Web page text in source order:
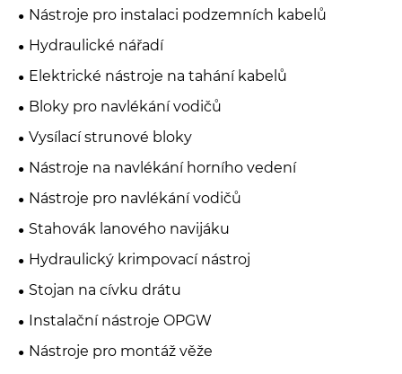
Nástroje pro instalaci podzemních kabelů
Hydraulické nářadí
Elektrické nástroje na tahání kabelů
Bloky pro navlékání vodičů
Vysílací strunové bloky
Nástroje na navlékání horního vedení
Nástroje pro navlékání vodičů
Stahovák lanového navijáku
Hydraulický krimpovací nástroj
Stojan na cívku drátu
Instalační nástroje OPGW
Nástroje pro montáž věže